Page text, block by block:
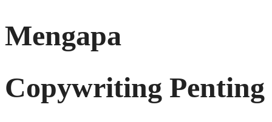
Mengapa
Copywriting Penting